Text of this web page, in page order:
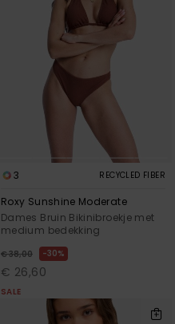
3 RECYCLED FIBER
Roxy Sunshine Moderate
Dames Bruin Bikinibroekje met
medium bedekking
€ 38,00 30%
€ 26,60
SALE